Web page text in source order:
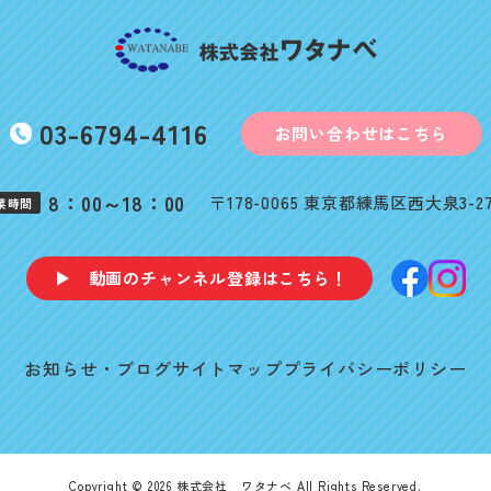
03-6794-4116 お問い合わせはこちら
時間 8：00～18：00 〒178-0065 東京都練馬区西大泉3-
動画のチャンネル登録はこちら！
お知らせ・ブログサイトマッププライバシーポリシー
Copyright © 2026 株式会社 ワタナベ All Rights Reserved.